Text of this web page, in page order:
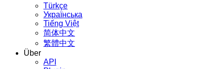
Türkçe
Українська
Tiếng Việt
简体中文
繁體中文
Über
API